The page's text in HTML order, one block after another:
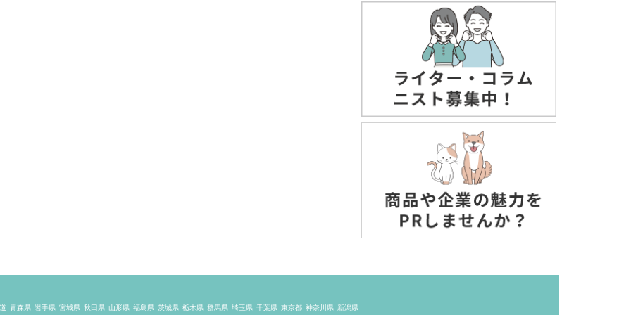
青森県 岩手県 宮城県 秋田県 山形県 福島県 茨城県 栃木県 群馬県 埼玉県 千葉県 東京都 神奈川県 新潟県